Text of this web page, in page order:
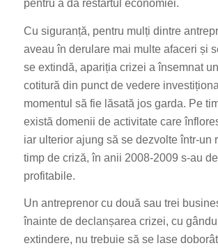
pentru a da restartul economiei.
Cu siguranță, pentru mulți dintre
aveau în derulare mai multe afaceri și
se extindă, apariția crizei a însemnat
cotitură din punct de vedere
momentul să fie lăsată jos garda. Pe
există domenii de activitate care
iar ulterior ajung să se dezvolte într-un
timp de criză, în anii 2008-2009 s-au
profitabile.
Un antreprenor cu două sau trei
înainte de declanșarea crizei, cu
extindere, nu trebuie să se lase